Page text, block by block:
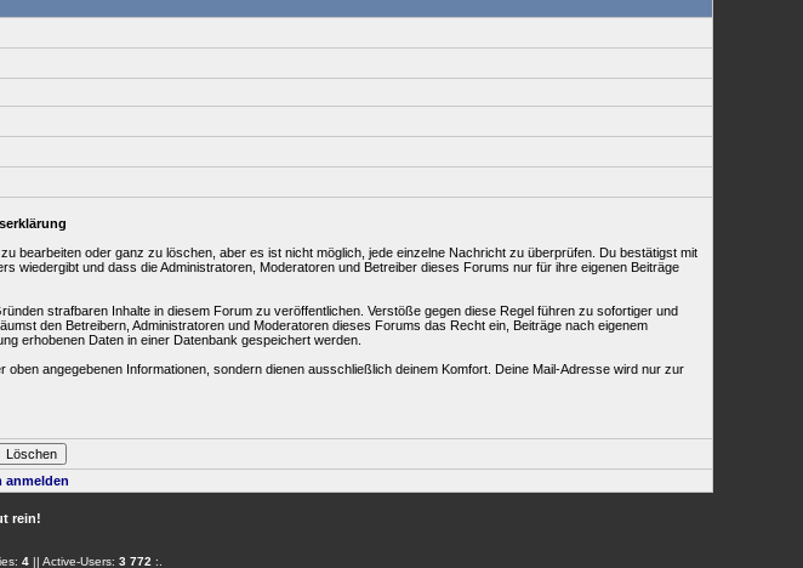
bearbeiten oder ganz zu löschen, aber es ist nicht möglich, jede einzelne Nachricht zu überprüfen. Du bestätigst mit
und dass die Administratoren, Moderatoren und Betreiber dieses Forums nur für ihre eigenen Beiträge
strafbaren Inhalte in diesem Forum zu veröffentlichen. Verstöße gegen diese Regel führen zu sofortiger und
den Betreibern, Administratoren und Moderatoren dieses Forums das Recht ein, Beiträge nach eigenem
erhobenen Daten in einer Datenbank gespeichert werden.
angegebenen Informationen, sondern dienen ausschließlich deinem Komfort. Deine Mail-Adresse wird nur zur
anmelden
rein!
4|| Active-Users: 3 772 :.